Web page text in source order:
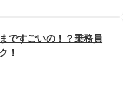
ですごいの！？乗務員
！